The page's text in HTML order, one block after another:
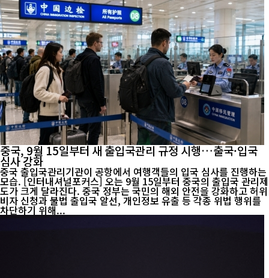
중국, 9월 15일부터 새 출입국관리 규정 시행…출국·입국
심사 강화
중국 출입국관리기관이 공항에서 여행객들의 입국 심사를 진행하는
모습. [인터내셔널포커스] 오는 9월 15일부터 중국의 출입국 관리제
도가 크게 달라진다. 중국 정부는 국민의 해외 안전을 강화하고 허위
비자 신청과 불법 출입국 알선, 개인정보 유출 등 각종 위법 행위를
차단하기 위해...